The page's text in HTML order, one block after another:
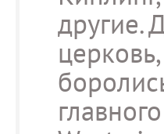
другие.